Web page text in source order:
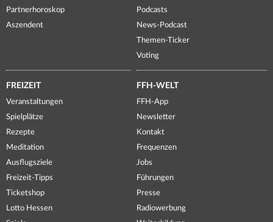
Partnerhoroskop
Aszendent
Podcasts
News-Podcast
Themen-Ticker
Voting
FREIZEIT
Veranstaltungen
Spielplätze
Rezepte
Meditation
Ausflugsziele
Freizeit-Tipps
Ticketshop
Lotto Hessen
FFH-WELT
FFH-App
Newsletter
Kontakt
Frequenzen
Jobs
Führungen
Presse
Radiowerbung